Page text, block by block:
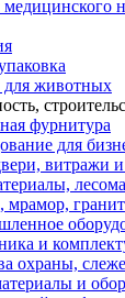
для животных
фурнитура
для
витражи
мрамор, гранит
и
охраны,
и